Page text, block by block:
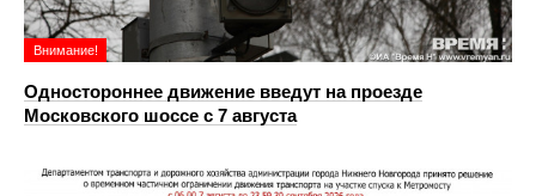
Внимание!
Одностороннее движение введут на проезде
Московского шоссе с 7 августа